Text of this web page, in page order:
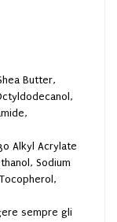
Butter,
Alkyl Acrylate
Sodium
sempre gli